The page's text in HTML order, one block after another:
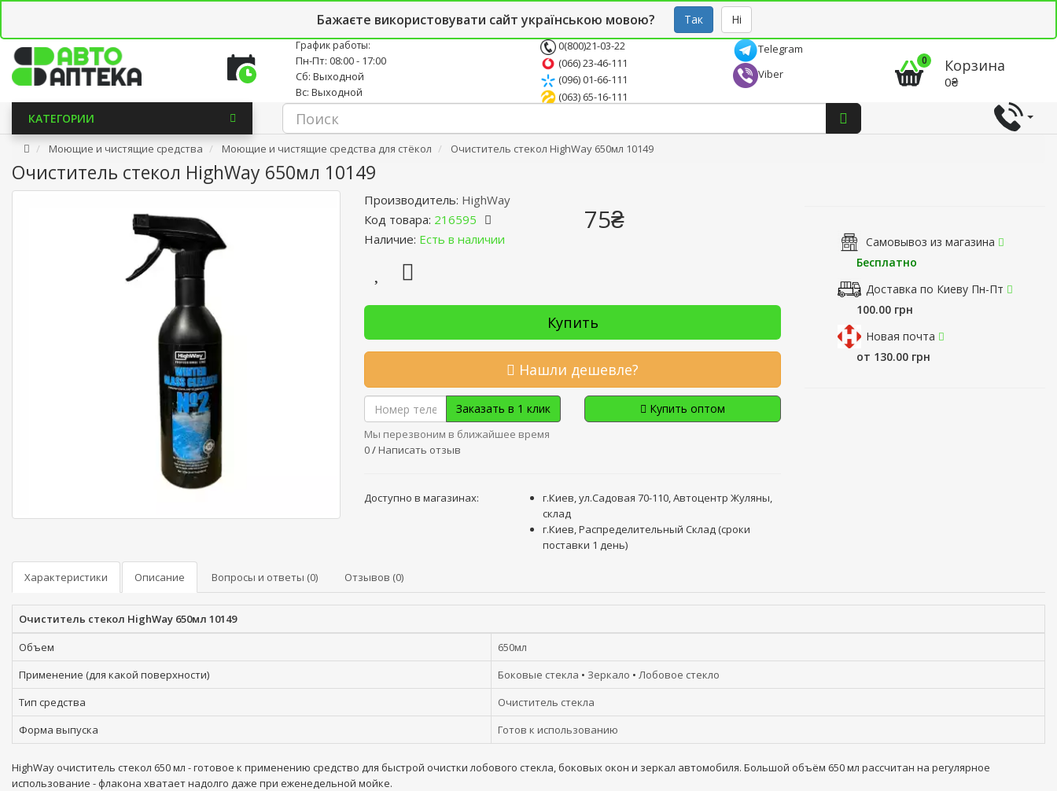
Бажаєте використовувати сайт українською мовою? Так Ні
Новостной блог Опт СТО
График работы:
Пн-Пт: 08:00 - 17:00
Сб: Выходной
Вс: Выходной
0(800)21-03-22
(066) 23-46-111
(096) 01-66-111
(063) 65-16-111
Telegram
Viber
0 Корзина
0₴
КАТЕГОРИИ
Моющие и чистящие средства Моющие и чистящие средства для стёкол Очиститель стекол HighWay 650мл 10149
Очиститель стекол HighWay 650мл 10149
Производитель: HighWay
Код товара: 216595
Наличие: Есть в наличии
75₴
Купить
Нашли дешевле?
Заказать в 1 клик
Мы перезвоним в ближайшее время
Купить оптом
0/ Написать отзыв
Доступно в магазинах:
г.Киев, ул.Садовая 70-110, Автоцентр Жуляны,
склад
г.Киев, Распределительный Склад (сроки
поставки 1 день)
Самовывоз из магазина
Бесплатно
Доставка по Киеву Пн-Пт
100.00 грн
Новая почта
от 130.00 грн
Характеристики Описание Вопросы и ответы (0) Отзывов (0)
Очиститель стекол HighWay 650мл 10149
Объем
650мл
Применение (для какой поверхности)
Боковые стекла • Зеркало • Лобовое стекло
Тип средства
Очиститель стекла
Форма выпуска
Готов к использованию
HighWay очиститель стекол 650 мл - готовое к применению средство для быстрой очистки лобового стекла, боковых окон и зеркал автомобиля. Большой объём 650 мл рассчитан на регулярное
использование - флакона хватает надолго даже при еженедельной мойке.